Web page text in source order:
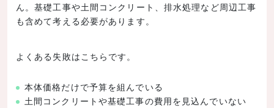
ん。基礎工事や土間コンクリート、排水処理など周辺工事
も含めて考える必要があります。
よくある失敗はこちらです。
本体価格だけで予算を組んでいる
土間コンクリートや基礎工事の費用を見込んでいない